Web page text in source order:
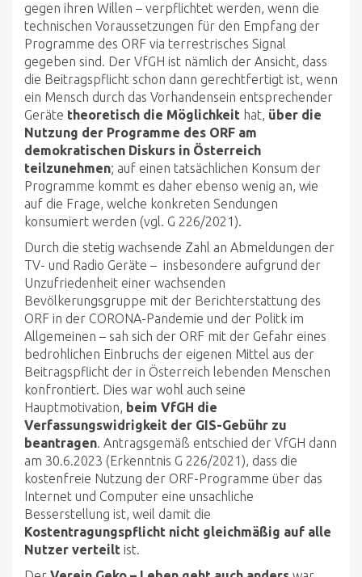
gegen ihren Willen – verpflichtet werden, wenn die
technischen Voraussetzungen für den Empfang der
Programme des ORF via terrestrisches Signal
gegeben sind. Der VfGH ist nämlich der Ansicht, dass
die Beitragspflicht schon dann gerechtfertigt ist, wenn
ein Mensch durch das Vorhandensein entsprechender
Geräte theoretisch die Möglichkeit hat, über die
Nutzung der Programme des ORF am
demokratischen Diskurs in Österreich
teilzunehmen; auf einen tatsächlichen Konsum der
Programme kommt es daher ebenso wenig an, wie
auf die Frage, welche konkreten Sendungen
konsumiert werden (vgl. G 226/2021).
Durch die stetig wachsende Zahl an Abmeldungen der
TV- und Radio Geräte – insbesondere aufgrund der
Unzufriedenheit einer wachsenden
Bevölkerungsgruppe mit der Berichterstattung des
ORF in der CORONA-Pandemie und der Politk im
Allgemeinen – sah sich der ORF mit der Gefahr eines
bedrohlichen Einbruchs der eigenen Mittel aus der
Beitragspflicht der in Österreich lebenden Menschen
konfrontiert. Dies war wohl auch seine
Hauptmotivation, beim VfGH die
Verfassungswidrigkeit der GIS-Gebühr zu
beantragen. Antragsgemäß entschied der VfGH dann
am 30.6.2023 (Erkenntnis G 226/2021), dass die
kostenfreie Nutzung der ORF-Programme über das
Internet und Computer eine unsachliche
Besserstellung ist, weil damit die
Kostentragungspflicht nicht gleichmäßig auf alle
Nutzer verteilt ist.